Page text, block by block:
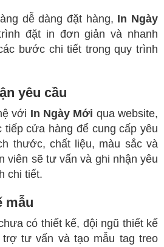
dễ dàng đặt hàng, In Ngày
đặt in đơn giản và nhanh
bước chi tiết trong quy trình
yêu cầu
với In Ngày Mới qua website,
tiếp cửa hàng để cung cấp yêu
thước, chất liệu, màu sắc và
viên sẽ tư vấn và ghi nhận yêu
chi tiết.
mẫu
có thiết kế, đội ngũ thiết kế
tư vấn và tạo mẫu tag treo